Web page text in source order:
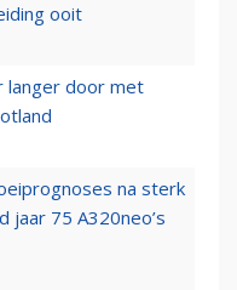
ooit
langer door met
na sterk
jaar 75 A320neo’s